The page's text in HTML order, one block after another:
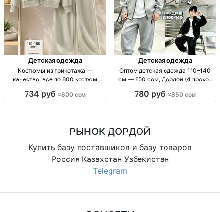
Детская одежда
Костюмы из трикотажа —
качество, все по 800 костюм
мягк. трикотаж, унисекс/жен.,
734 руб ≈800 сом
Детская одежда
Оптом детская одежда 110–140
см — 850 сом, Дордой (4 проход
110–140 см; цена 850 сом;
780 руб ≈850 сом
РЫНОК ДОРДОЙ
Купить базу поставщиков и базу товаров
Россия Казахстан Узбекистан
Telegram